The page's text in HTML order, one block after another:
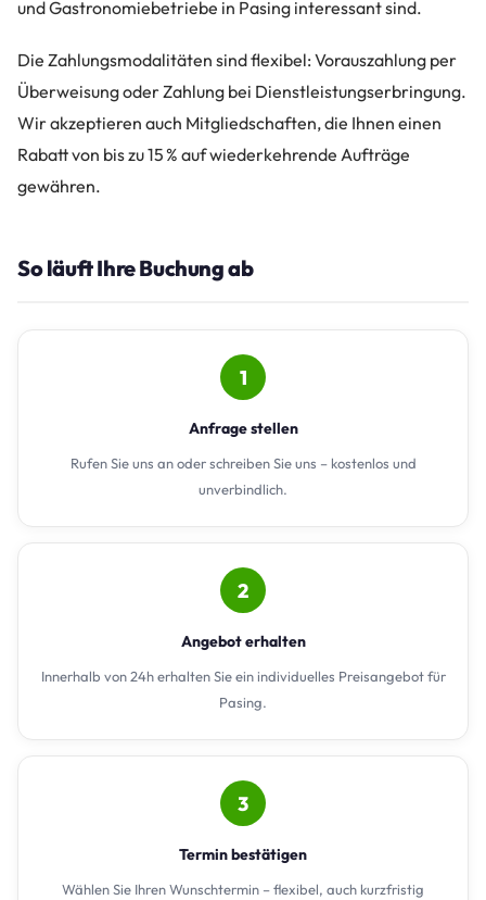
und Gastronomiebetriebe in Pasing interessant sind.
Die Zahlungsmodalitäten sind flexibel: Vorauszahlung per
Überweisung oder Zahlung bei Dienstleistungserbringung.
Wir akzeptieren auch Mitgliedschaften, die Ihnen einen
Rabatt von bis zu 15 % auf wiederkehrende Aufträge
gewähren.
So läuft Ihre Buchung ab
1
Anfrage stellen
Rufen Sie uns an oder schreiben Sie uns – kostenlos und
unverbindlich.
2
Angebot erhalten
Innerhalb von 24h erhalten Sie ein individuelles Preisangebot für
Pasing.
3
Termin bestätigen
Wählen Sie Ihren Wunschtermin – flexibel, auch kurzfristig